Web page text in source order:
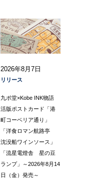
2026年8月7日
リリース
九ポ堂×Kobe INK物語
活版ポストカード「港
町コーベリア通り」
「洋食ロマン航路亭
沈没船ワインソース」
「流星電燈舎 星の豆
ランプ」～2026年8月14
日（金）発売～